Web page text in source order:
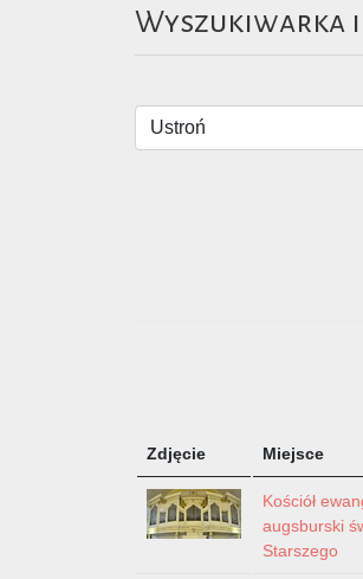
Wyszukiwarka
Zdjęcie Miejsce
Kościół
augsburski
Starszego